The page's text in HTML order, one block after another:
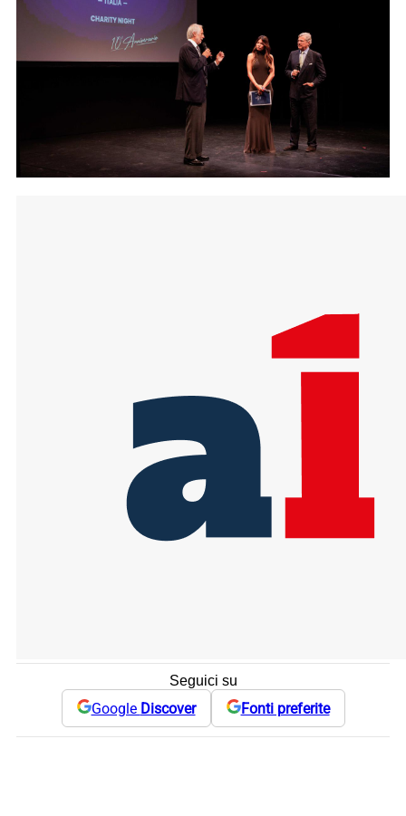
Seguici su
Google Discover Fonti preferite